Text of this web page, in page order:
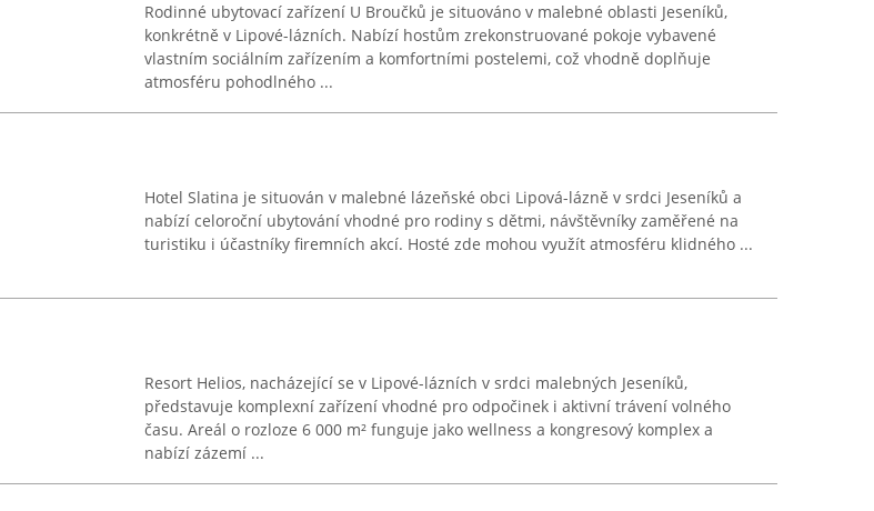
Rodinné ubytovací zařízení U Broučků je situováno v malebné oblasti Jeseníků,
konkrétně v Lipové-lázních. Nabízí hostům zrekonstruované pokoje vybavené
vlastním sociálním zařízením a komfortními postelemi, což vhodně doplňuje
atmosféru pohodlného ...
Hotel Slatina je situován v malebné lázeňské obci Lipová-lázně v srdci Jeseníků a
nabízí celoroční ubytování vhodné pro rodiny s dětmi, návštěvníky zaměřené na
turistiku i účastníky firemních akcí. Hosté zde mohou využít atmosféru klidného ...
Resort Helios, nacházející se v Lipové-lázních v srdci malebných Jeseníků,
představuje komplexní zařízení vhodné pro odpočinek i aktivní trávení volného
času. Areál o rozloze 6 000 m² funguje jako wellness a kongresový komplex a
nabízí zázemí ...